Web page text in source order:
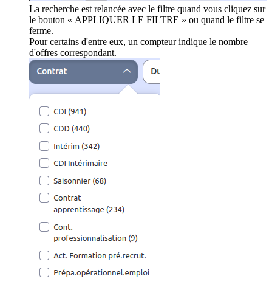
La recherche est relancée avec le filtre quand vous cliquez sur
le bouton « APPLIQUER LE FILTRE » ou quand le filtre se
ferme.
Pour certains d'entre eux, un compteur indique le nombre
d'offres correspondant.